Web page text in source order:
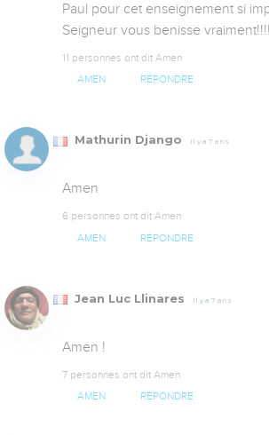
Paul pour cet enseignement si
Seigneur vous benisse
11 personnes ont dit Amen
AMEN RÉPONDRE
Mathurin Django Il y a 7 ans
Amen
6 personnes ont dit Amen
AMEN RÉPONDRE
Jean Luc Llinares Il y a 7 ans
Amen !
7 personnes ont dit Amen
AMEN RÉPONDRE